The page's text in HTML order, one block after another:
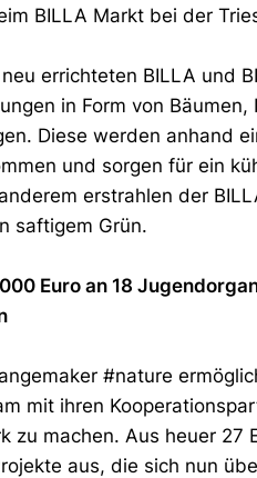
BILLA Markt bei der
errichteten BILLA und
in Form von
Diese werden anhand
und sorgen für ein
erstrahlen der
saftigem Grün.
Euro an 18
#nature
mit ihren
zu machen. Aus heuer 27
aus, die sich nun